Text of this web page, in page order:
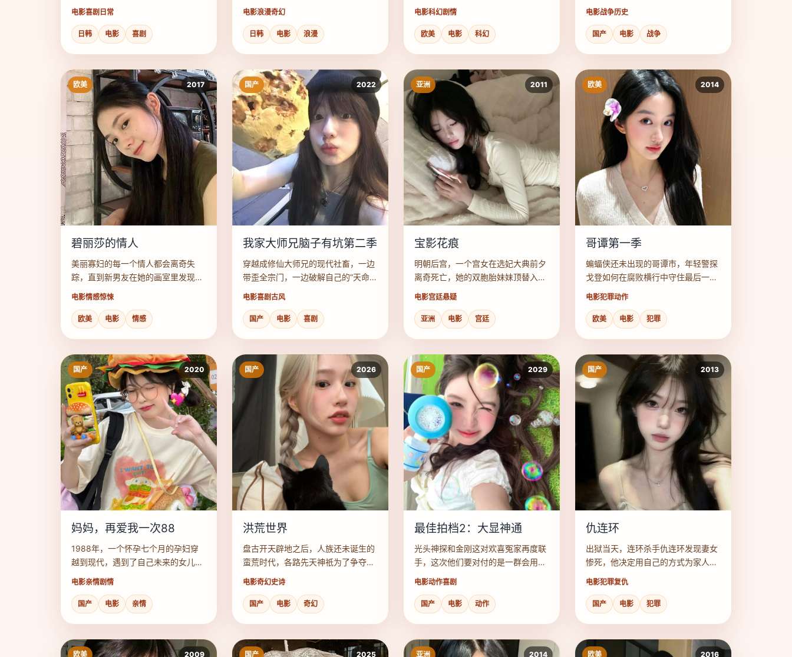
日常。
电影喜剧日常
日韩 电影 喜剧
个人。
电影浪漫奇幻
日韩 电影 浪漫
有一个人替他死去。
电影科幻剧情
欧美 电影 科幻
线。
电影战争历史
国产 电影 战争
2017
欧美
碧丽莎的情人
美丽寡妇的每一个情人都会离奇失
踪，直到新男友在她的画室里发现了
一堵砌在墙里的人形轮廓。
电影情感惊悚
欧美 电影 情感
2022
国产
我家大师兄脑子有坑第二季
穿越成修仙大师兄的现代社畜，一边
带歪全宗门，一边破解自己的“天命工
具人”命运。
电影喜剧古风
国产 电影 喜剧
2011
亚洲
宝影花痕
明朝后宫，一个宫女在选妃大典前夕
离奇死亡，她的双胞胎妹妹顶替入
宫，却卷入了更大的阴谋。
电影宫廷悬疑
亚洲 电影 宫廷
2014
欧美
哥谭第一季
蝙蝠侠还未出现的哥谭市，年轻警探
戈登如何在腐败横行中守住最后一丝
光明。
电影犯罪动作
欧美 电影 犯罪
2020
国产
妈妈，再爱我一次88
1988年，一个怀孕七个月的孕妇穿
越到现代，遇到了自己未来的女儿，
两人年龄相仿成了闺蜜。
电影亲情剧情
国产 电影 亲情
2026
国产
洪荒世界
盘古开天辟地之后，人族还未诞生的
蛮荒时代，各路先天神祇为了争夺气
运展开殊死之战。
电影奇幻史诗
国产 电影 奇幻
2029
国产
最佳拍档2：大显神通
光头神探和金刚这对欢喜冤家再度联
手，这次他们要对付的是一群会用脑
电波控制人的高科技劫匪。
电影动作喜剧
国产 电影 动作
2013
国产
仇连环
出狱当天，连环杀手仇连环发现妻女
惨死，他决定用自己的方式为家人讨
回公道。
电影犯罪复仇
国产 电影 犯罪
2009
欧美 2025
国产 2014
亚洲 2016
欧美